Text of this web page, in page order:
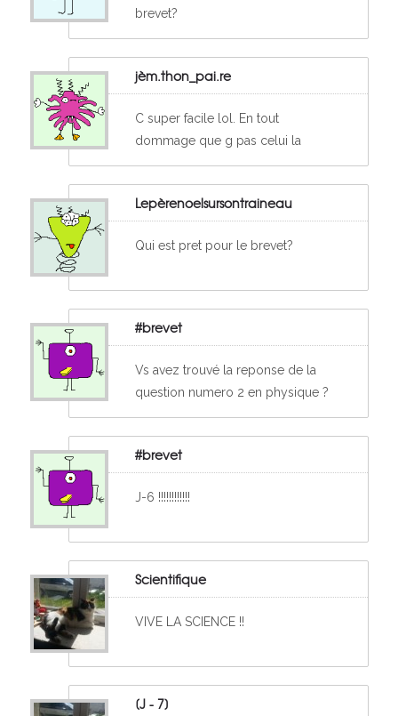
brevet?
jèm.thon_pai.re
C super facile lol. En tout
dommage que g pas celui la
Lepèrenoelsursontraineau
Qui est pret pour le brevet?
#brevet
Vs avez trouvé la reponse de la
question numero 2 en physique ?
#brevet
J-6 !!!!!!!!!!!!
Scientifique
VIVE LA SCIENCE !!
[J - 7]